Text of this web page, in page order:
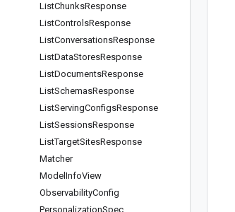
ListChunksResponse
ListControlsResponse
ListConversationsResponse
ListDataStoresResponse
ListDocumentsResponse
ListSchemasResponse
ListServingConfigsResponse
ListSessionsResponse
ListTargetSitesResponse
Matcher
Model InfoView
ObservabilityConfig
PersonalizationSpec